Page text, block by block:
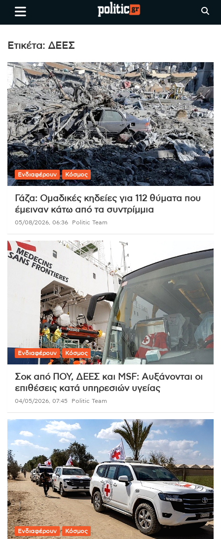
Skip
Ειδήσεις απο τη
Θεσσαλονίκη, την Ελλάδα και
όλο τον Κόσμο
politic.gr
Ετικέτα: ΔΕΕΣ
Ενδιαφέρουν Κόσμος
Γάζα: Ομαδικές κηδείες για 112 θύματα που
έμειναν κάτω από τα συντρίμμια
05/08/2026, 06:36 Politic Team
Ενδιαφέρουν Κόσμος
Σοκ από ΠΟΥ, ΔΕΕΣ και MSF: Αυξάνονται οι
επιθέσεις κατά υπηρεσιών υγείας
04/05/2026, 07:45 Politic Team
Ενδιαφέρουν Κόσμος